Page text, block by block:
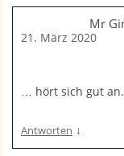
Mr
21. März 2020
… hört sich gut
Antworten ↓